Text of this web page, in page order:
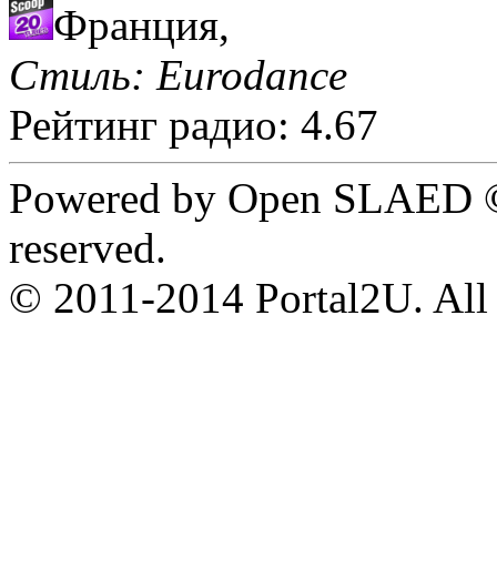
Франция,
Стиль: Eurodance
Рейтинг радио: 4.67
Powered by Open
reserved.
© 2011-2014 Portal2U. All